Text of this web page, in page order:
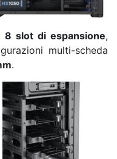
8 slot di espansione,
multi-scheda
.